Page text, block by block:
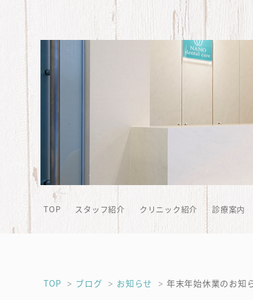
TOP スタッフ紹介 クリニック紹介 診療案内
TOP ブログ お知らせ 年末年始休業のお知